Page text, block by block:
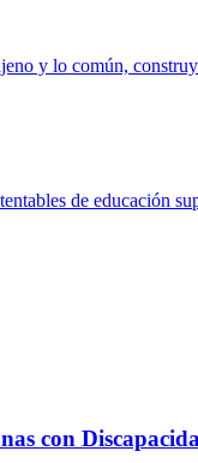
y lo común,
de educación
con